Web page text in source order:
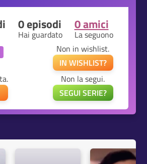
0 episodi
Hai guardato
0 amici
La seguono
Non in wishlist.
IN WISHLIST?
Non la segui.
SEGUI SERIE?